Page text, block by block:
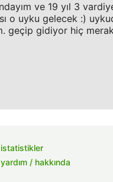
ve 19 yıl 3
o uyku gelecek :)
geçip gidiyor hiç
istatistikler
yardım / hakkında